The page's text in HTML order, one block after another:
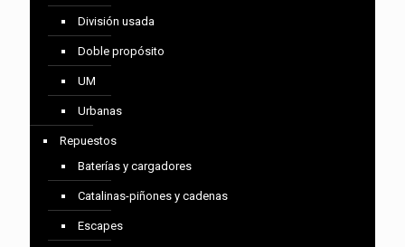
División usada
Doble propósito
UM
Urbanas
Repuestos
Baterías y cargadores
Catalinas-piñones y cadenas
Escapes